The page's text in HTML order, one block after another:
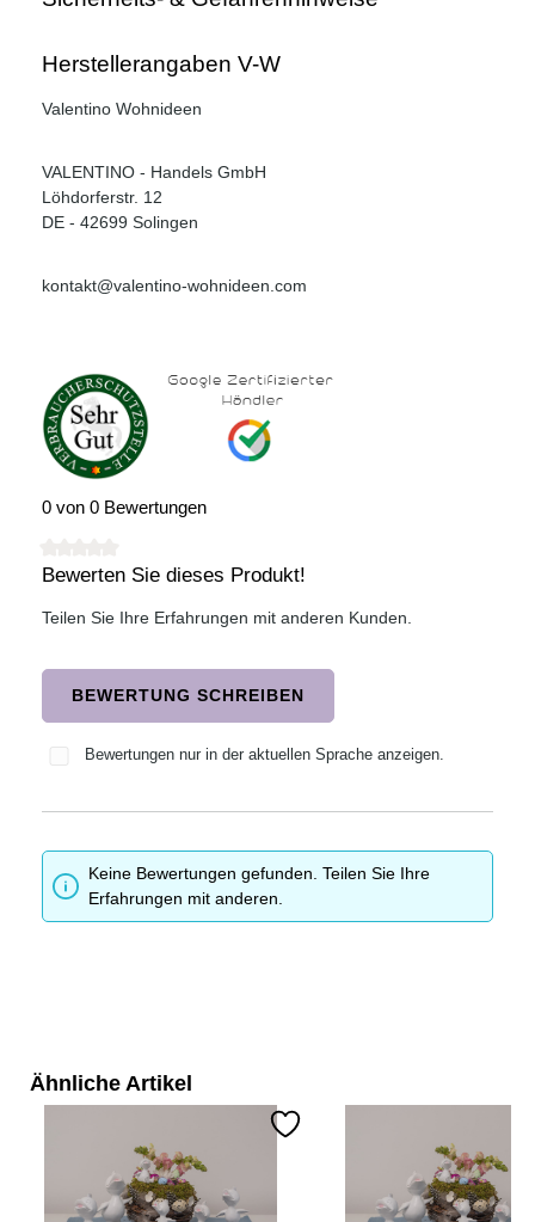
Herstellerangaben V-W
Valentino Wohnideen
VALENTINO - Handels GmbH
Löhdorferstr. 12
DE - 42699 Solingen
kontakt@valentino-wohnideen.com
0 von 0 Bewertungen
Durchschnittliche Bewertung von 0 von 5 Sternen
Bewerten Sie dieses Produkt!
Teilen Sie Ihre Erfahrungen mit anderen Kunden.
BEWERTUNG SCHREIBEN
Bewertungen nur in der aktuellen Sprache anzeigen.
Keine Bewertungen gefunden. Teilen Sie Ihre
Erfahrungen mit anderen.
Ähnliche Artikel